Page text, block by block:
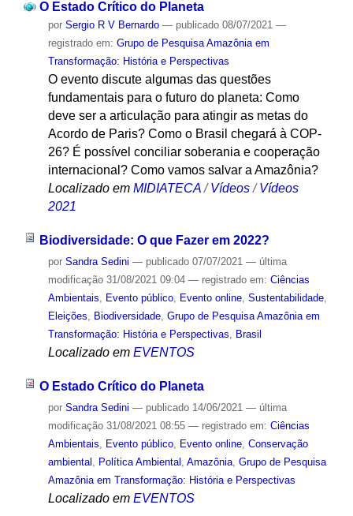
O Estado Crítico do Planeta
por Sergio R V Bernardo — publicado08/07/2021 —
registrado em: Grupo de Pesquisa Amazônia em
Transformação: História e Perspectivas
O evento discute algumas das questões
fundamentais para o futuro do planeta: Como
deve ser a articulação para atingir as metas do
Acordo de Paris? Como o Brasil chegará à COP-
26? É possível conciliar soberania e cooperação
internacional? Como vamos salvar a Amazônia?
Localizado em MIDIATECA /Vídeos /Vídeos
2021
Biodiversidade: O que Fazer em 2022?
por Sandra Sedini — publicado07/07/2021 — última
modificação31/08/2021 09:04 — registrado em: Ciências
Ambientais, Evento público, Evento online, Sustentabilidade,
Eleições, Biodiversidade, Grupo de Pesquisa Amazônia em
Transformação: História e Perspectivas, Brasil
Localizado em EVENTOS
O Estado Crítico do Planeta
por Sandra Sedini — publicado14/06/2021 — última
modificação31/08/2021 08:55 — registrado em: Ciências
Ambientais
Evento público, Evento online, Conservação
ambiental
Política Ambiental Amazônia, Grupo de Pesquisa
Amazônia em Transformação: História e Perspectivas
Localizado em EVENTOS